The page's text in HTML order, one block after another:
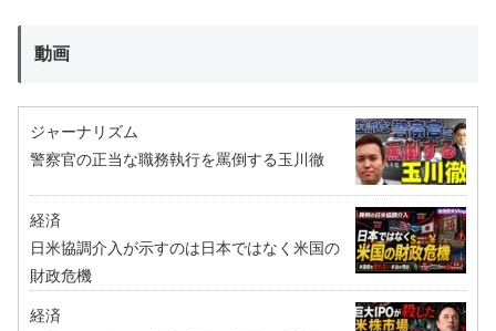
動画
ジャーナリズム
警察官の正当な職務執行を罵倒する玉川徹
経済
日米協調介入が示すのは日本ではなく米国の
財政危機
経済